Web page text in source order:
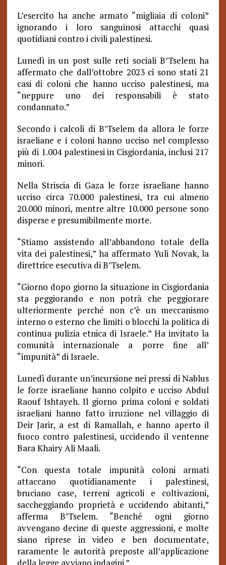
L’esercito ha anche armato “migliaia di coloni”
ignorando i loro sanguinosi attacchi quasi
quotidiani contro i civili palestinesi.
Lunedì in un post sulle reti sociali B’Tselem ha
affermato che dall’ottobre 2023 ci sono stati 21
casi di coloni che hanno ucciso palestinesi, ma
“neppure uno dei responsabili è stato
condannato.”
Secondo i calcoli di B’Tselem da allora le forze
israeliane e i coloni hanno ucciso nel complesso
più di 1.004 palestinesi in Cisgiordania, inclusi 217
minori.
Nella Striscia di Gaza le forze israeliane hanno
ucciso circa 70.000 palestinesi, tra cui almeno
20.000 minori, mentre altre 10.000 persone sono
disperse e presumibilmente morte.
“Stiamo assistendo all’abbandono totale della
vita dei palestinesi,” ha affermato Yuli Novak, la
direttrice esecutiva di B’Tselem.
“Giorno dopo giorno la situazione in Cisgiordania
sta peggiorando e non potrà che peggiorare
ulteriormente perché non c’è un meccanismo
interno o esterno che limiti o blocchi la politica di
continua pulizia etnica di Israele.” Ha invitato la
comunità internazionale a porre fine all’
“impunità” di Israele.
Lunedì durante un’incursione nei pressi di Nablus
le forze israeliane hanno colpito e ucciso Abdul
Raouf Ishtayeh. Il giorno prima coloni e soldati
israeliani hanno fatto irruzione nel villaggio di
Deir Jarir, a est di Ramallah, e hanno aperto il
fuoco contro palestinesi, uccidendo il ventenne
Bara Khairy Ali Maali.
“Con questa totale impunità coloni armati
attaccano quotidianamente i palestinesi,
bruciano case, terreni agricoli e coltivazioni,
saccheggiando proprietà e uccidendo abitanti,”
afferma B’Tselem. “Benché ogni giorno
avvengano decine di queste aggressioni, e molte
siano riprese in video e ben documentate,
raramente le autorità preposte all’applicazione